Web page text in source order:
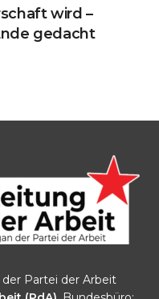
wird –
gedacht
Partei der Arbeit